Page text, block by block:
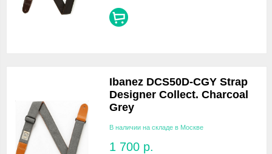
Ibanez DCS50D-CGY Strap
Designer Collect. Charcoal
Grey
В наличии на складе в Москве
1 700 р.